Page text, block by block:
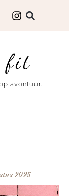
fit
avontuur.
2025